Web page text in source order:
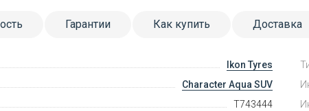
Гарантии Как купить Доставка
Ikon Tyres
Character Aqua SUV
T743444